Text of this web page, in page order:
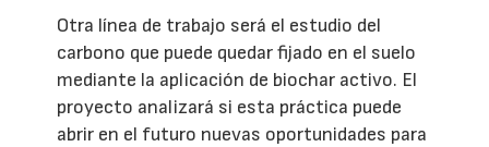
Otra línea de trabajo será el estudio del
carbono que puede quedar fijado en el suelo
mediante la aplicación de biochar activo. El
proyecto analizará si esta práctica puede
abrir en el futuro nuevas oportunidades para